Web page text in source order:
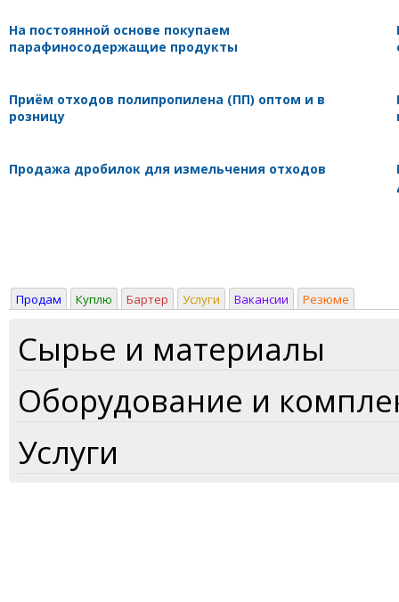
На постоянной основе покупаем
парафиносодержащие продукты
Приём отходов полипропилена (ПП) оптом и в
розницу
Продажа дробилок для измельчения отходов
Продам Куплю Бартер Услуги Вакансии Резюме
Сырье и материалы
Оборудование и
Услуги